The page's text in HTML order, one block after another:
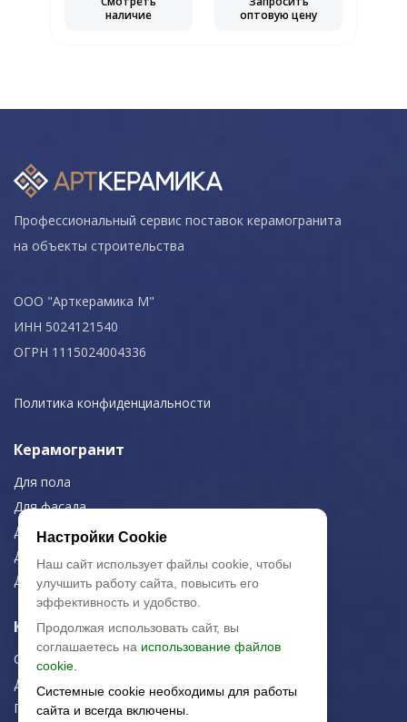
наличие
оптовую цену
Профессиональный сервис поставок керамогранита
на объекты строительства
ООО "Арткерамика М"
ИНН 5024121540
ОГРН 1115024004336
Политика конфиденциальности
Керамогранит
Для пола
Для фасада
Для дома/офиса
Для МОП
Для улицы
Керамическая плитка
Строительная плитка
Для дома/офиса
Плитка для стен
Настройки Cookie
Наш сайт использует файлы cookie, чтобы
улучшить работу сайта, повысить его
эффективность и удобство.
Продолжая использовать сайт, вы
соглашаетесь на использование файлов
cookie.
Системные cookie необходимы для работы
сайта и всегда включены.